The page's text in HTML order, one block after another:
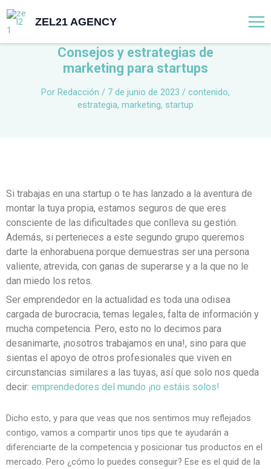
contenido
ZEL21 AGENCY
Consejos y estrategias de
marketing para startups
Por Redacción / 7 de junio de 2023 / contenido,
estrategia, marketing, startup
Si trabajas en una startup o te has lanzado a la aventura de
montar la tuya propia, estamos seguros de que eres
consciente de las dificultades que conlleva su gestión.
Además, si perteneces a este segundo grupo queremos
darte la enhorabuena porque demuestras ser una persona
valiente, atrevida, con ganas de superarse y a la que no le
dan miedo los retos.
Ser emprendedor en la actualidad es toda una odisea
cargada de burocracia, temas legales, falta de información y
mucha competencia. Pero, esto no lo decimos para
desanimarte, ¡nosotros trabajamos en una!, sino para que
sientas el apoyo de otros profesionales que viven en
circunstancias similares a las tuyas, así que solo nos queda
decir: emprendedores del mundo ¡no estáis solos!
Dicho esto, y para que veas que nos sentimos muy reflejados
contigo, vamos a compartir unos tips que te ayudarán a
diferenciarte de la competencia y posicionar tus productos en el
mercado. Pero ¿cómo lo puedes conseguir? Ese es el quid de la